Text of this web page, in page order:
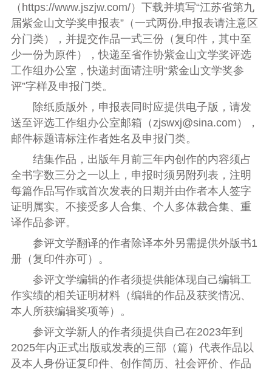
（https://www.jszjw.com/）下载并填写“江苏省第九
届紫金山文学奖申报表”（一式两份,申报表请注意区
分门类），并提交作品一式三份（复印件， 其中至
少一份为原件），快递至省作协紫金山文学奖评选
工作组 办公室，快递封面请注明“紫金山文学奖参
评”字样及申报门类。
除纸质版外，申报表同时应提供电子版，请发
送至评选工作组办公室邮箱（zjswxj@sina.com），
邮件标题请标注作者姓名及申报门类。
结集作品，出版年月前三年内创作的内容须占
全书字数三分之一以上， 申报时须另附列表，注明
每篇作品写作或首次发表的日期并由作者本人签字
证明属实。不接受多人合集、个人多体裁合集、重
译作品参评。
参评文学翻译的作者除译本外另需提供外版书1
册（复印件亦可）。
参评文学编辑的作者须提供能体现自己编辑工
作实绩的相关证明材料（编辑的作品及获奖情况、
本人所获编辑奖项等）。
参评文学新人的作者须提供自己在2023年到
2025年内正式出版或发表的三部（篇）代表作品以
及本人身份证复印件、创作简历、社会评价、作品